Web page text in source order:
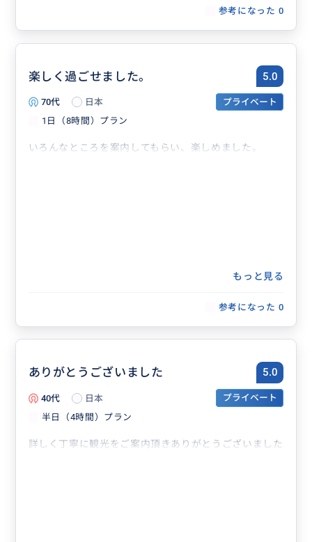
参考になった 0
楽しく過ごせました。 5.0
70代 日本
プライベート
1日（8時間）プラン
いろんなところを案内してもらい、楽しめました。
もっと見る
参考になった 0
ありがとうございました 5.0
40代 日本
プライベート
半日（4時間）プラン
詳しく丁寧に観光をご案内頂きありがとうございました